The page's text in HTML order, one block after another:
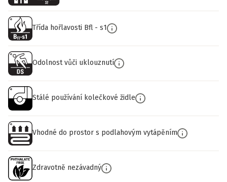
Třída hořlavosti Bfl - s1
Odolnost vůči uklouznutí
Stálé používání kolečkové židle
Vhodné do prostor s podlahovým vytápěním
Zdravotně nezávadný